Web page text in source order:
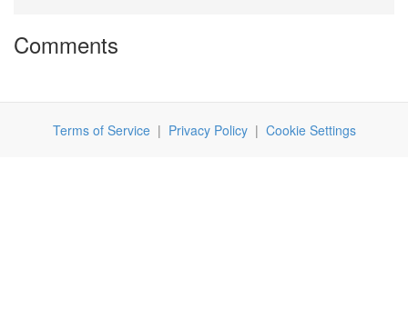
Comments
Terms of Service| Privacy Policy| Cookie Settings